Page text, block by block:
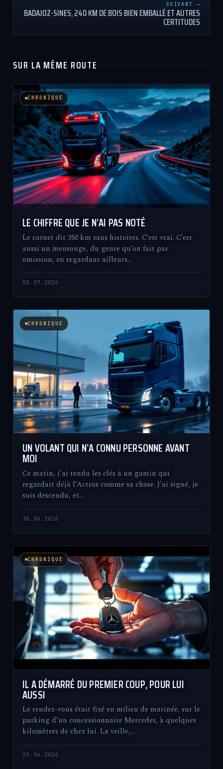
SUIVANT →
BADAJOZ-SINES, 240 KM DE BOIS BIEN EMBALLÉ ET AUTRES
CERTITUDES
SUR LA MÊME ROUTE
CHRONIQUE
LE CHIFFRE QUE JE N’AI PAS NOTÉ
Le carnet dit 350 km sans histoires. C’est vrai. C’est
aussi un mensonge, du genre qu’on fait par
omission, en regardant ailleurs…
08.07.2026
CHRONIQUE
UN VOLANT QUI N’A CONNU PERSONNE AVANT
MOI
Ce matin, j’ai tendu les clés à un gamin qui
regardait déjà l’Actros comme sa chose. J’ai signé, je
suis descendu, et…
30.06.2026
CHRONIQUE
IL A DÉMARRÉ DU PREMIER COUP, POUR LUI
AUSSI
Le rendez-vous était fixé en milieu de matinée, sur le
parking d’un concessionnaire Mercedes, à quelques
kilomètres de chez lui. La veille,…
29.06.2026